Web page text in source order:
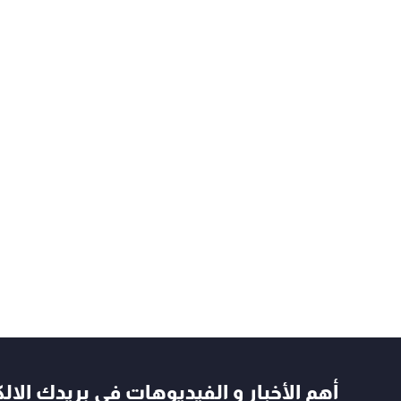
أهم الأخبار و الفيديوهات في بريدك